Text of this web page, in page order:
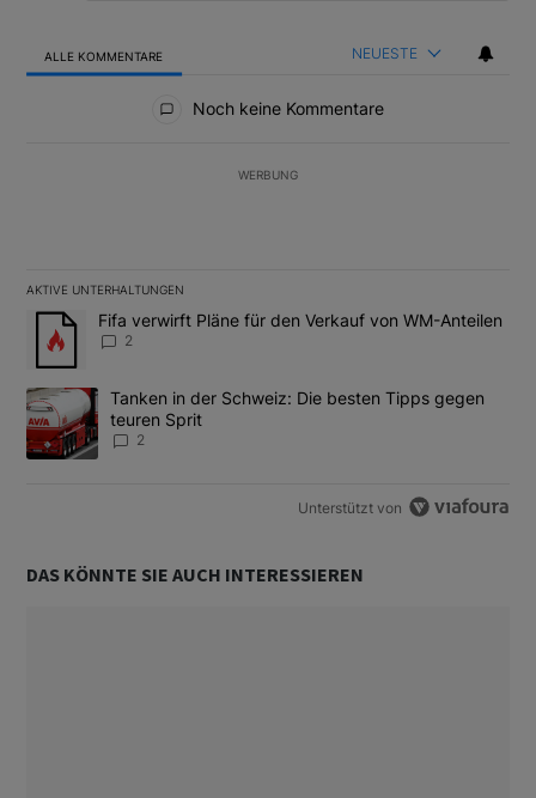
ALLE KOMMENTARE NEUESTE
Noch keine Kommentare
WERBUNG
AKTIVE UNTERHALTUNGEN
Das Folgende ist eine Liste der am meisten kommentierten
Ein Trendartikel mit dem Titel "Fifa verwirft Pläne für den
Fifa verwirft Pläne für den Verkauf von WM-Anteilen
2
Ein Trendartikel mit dem Titel "Tanken in der Schweiz: Die
Tanken in der Schweiz: Die besten Tipps gegen
teuren Sprit
2
Unterstützt von
DAS KÖNNTE SIE AUCH INTERESSIEREN